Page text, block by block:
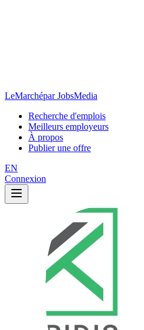
LeMarchépar JobsMedia
Recherche d'emplois
Meilleurs employeurs
À propos
Publier une offre
EN
Connexion